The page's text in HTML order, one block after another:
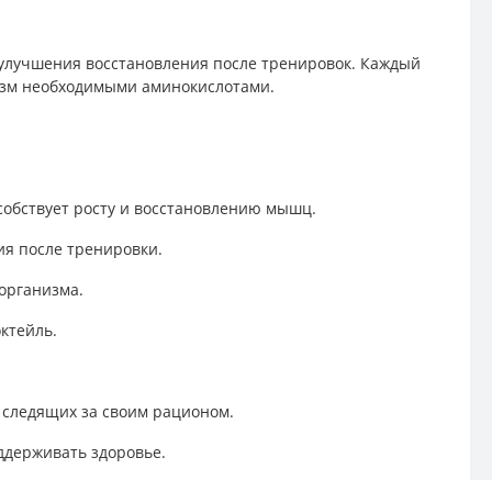
восстановления после тренировок. Каждый
необходимыми аминокислотами.
росту и восстановлению мышц.
после тренировки.
за своим рационом.
здоровье.